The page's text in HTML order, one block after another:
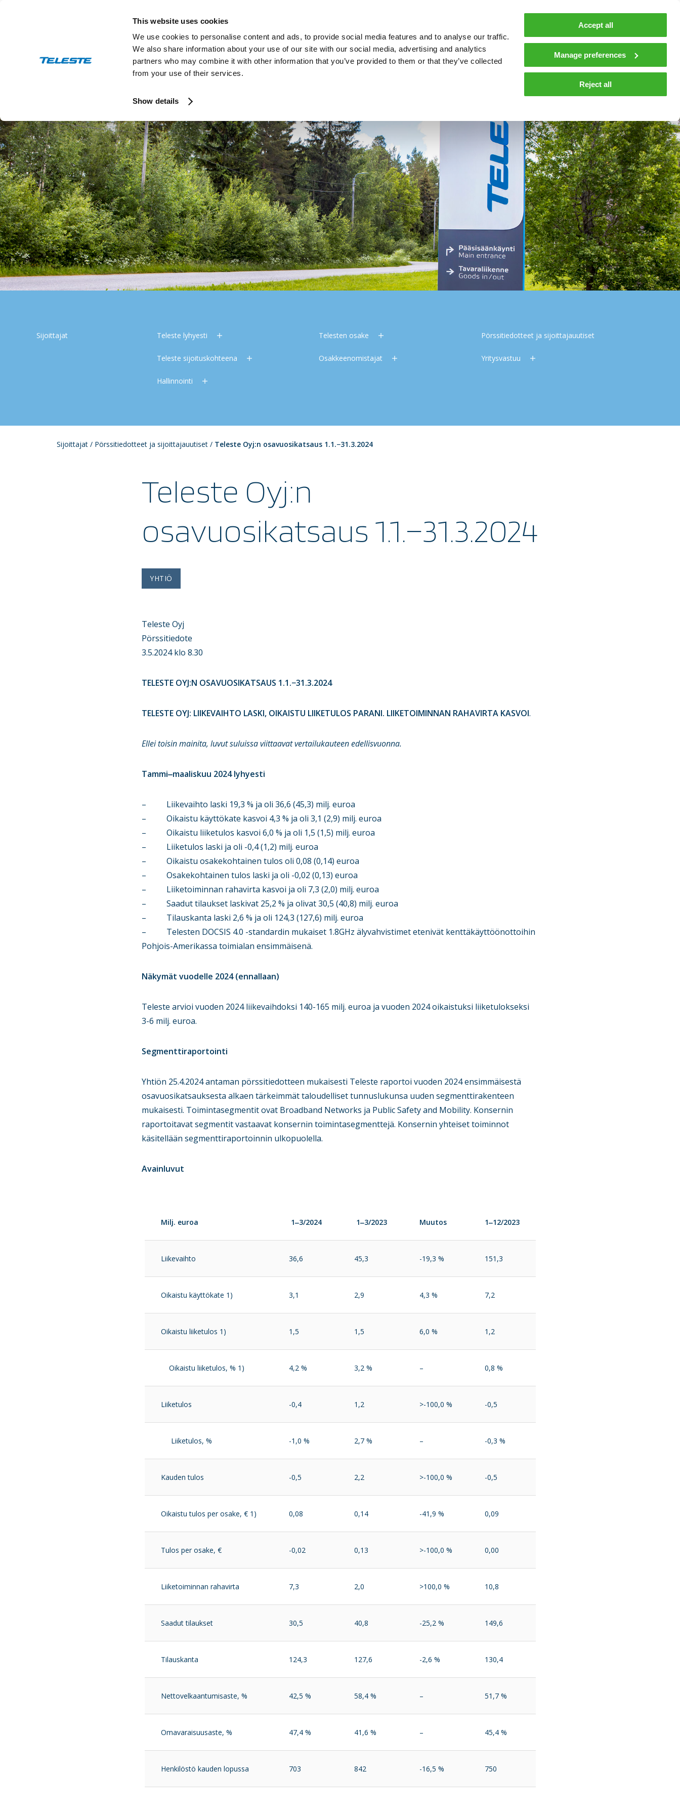
This website uses cookies
We use cookies to personalise content and ads, to provide social media features and to analyse our traffic.
We also share information about your use of our site with our social media, advertising and analytics
partners who may combine it with other information that you’ve provided to them or that they’ve collected
from your use of their services.
Show details
Accept all
Manage preferences
Reject all
In English
Sijoittajat Teleste lyhyesti
Teleste sijoituskohteena
Hallinnointi
Telesten osake
Osakkeenomistajat
Pörssitiedotteet ja sijoittajauutiset
Yritysvastuu
Sijoittajat / Pörssitiedotteet ja sijoittajauutiset / Teleste Oyj:n osavuosikatsaus 1.1.−31.3.2024
Teleste Oyj:n
osavuosikatsaus 1.1.−31.3.2024
YHTIÖ
Teleste Oyj
Pörssitiedote
3.5.2024 klo 8.30
TELESTE OYJ:N OSAVUOSIKATSAUS 1.1.−31.3.2024
TELESTE OYJ: LIIKEVAIHTO LASKI, OIKAISTU LIIKETULOS PARANI. LIIKETOIMINNAN RAHAVIRTA KASVOI.
Ellei toisin mainita, luvut suluissa viittaavat vertailukauteen edellisvuonna.
Tammi‒maaliskuu 2024 lyhyesti
– Liikevaihto laski 19,3 % ja oli 36,6 (45,3) milj. euroa
– Oikaistu käyttökate kasvoi 4,3 % ja oli 3,1 (2,9) milj. euroa
– Oikaistu liiketulos kasvoi 6,0 % ja oli 1,5 (1,5) milj. euroa
– Liiketulos laski ja oli -0,4 (1,2) milj. euroa
– Oikaistu osakekohtainen tulos oli 0,08 (0,14) euroa
– Osakekohtainen tulos laski ja oli -0,02 (0,13) euroa
– Liiketoiminnan rahavirta kasvoi ja oli 7,3 (2,0) milj. euroa
– Saadut tilaukset laskivat 25,2 % ja olivat 30,5 (40,8) milj. euroa
– Tilauskanta laski 2,6 % ja oli 124,3 (127,6) milj. euroa
– Telesten DOCSIS 4.0 -standardin mukaiset 1.8GHz älyvahvistimet etenivät kenttäkäyttöönottoihin
Pohjois-Amerikassa toimialan ensimmäisenä.
Näkymät vuodelle 2024 (ennallaan)
Teleste arvioi vuoden 2024 liikevaihdoksi 140-165 milj. euroa ja vuoden 2024 oikaistuksi liiketulokseksi
3-6 milj. euroa.
Segmenttiraportointi
Yhtiön 25.4.2024 antaman pörssitiedotteen mukaisesti Teleste raportoi vuoden 2024 ensimmäisestä
osavuosikatsauksesta alkaen tärkeimmät taloudelliset tunnuslukunsa uuden segmenttirakenteen
mukaisesti. Toimintasegmentit ovat Broadband Networks ja Public Safety and Mobility. Konsernin
raportoitavat segmentit vastaavat konsernin toimintasegmenttejä. Konsernin yhteiset toiminnot
käsitellään segmenttiraportoinnin ulkopuolella.
Avainluvut
Milj. euroa 1‒3/2024 1‒3/2023 Muutos 1‒12/2023
Liikevaihto 36,6 45,3 -19,3 % 151,3
Oikaistu käyttökate 1) 3,1 2,9 4,3 % 7,2
Oikaistu liiketulos 1) 1,5 1,5 6,0 % 1,2
Oikaistu liiketulos, % 1) 4,2 % 3,2 % – 0,8 %
Liiketulos -0,4 1,2 >-100,0 % -0,5
Liiketulos, % -1,0 % 2,7 % – -0,3 %
Kauden tulos -0,5 2,2 >-100,0 % -0,5
Oikaistu tulos per osake, € 1) 0,08 0,14 -41,9 % 0,09
Tulos per osake, € -0,02 0,13 >-100,0 % 0,00
Liiketoiminnan rahavirta 7,3 2,0 >100,0 % 10,8
Saadut tilaukset 30,5 40,8 -25,2 % 149,6
Tilauskanta 124,3 127,6 -2,6 % 130,4
Nettovelkaantumisaste, % 42,5 % 58,4 % – 51,7 %
Omavaraisuusaste, % 47,4 % 41,6 % – 45,4 %
Henkilöstö kauden lopussa 703 842 -16,5 % 750